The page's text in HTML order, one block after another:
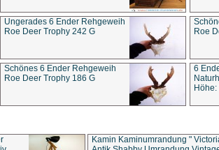
Ungerades 6 Ender Rehgeweih
Roe Deer Trophy 242 G
Roe
Schönes 6 Ender Rehgeweih
Roe Deer Trophy 186 G
6
Kamin Kaminumrandung "